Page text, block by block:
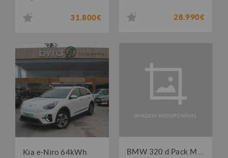
31.800€ 28.990€
Kia e-Niro 64kWh